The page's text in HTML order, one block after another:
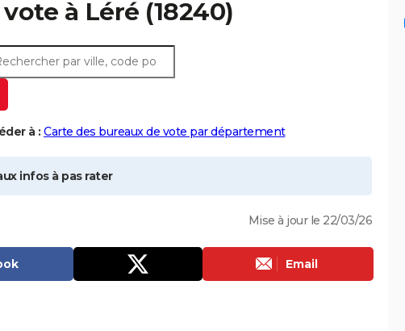
à Léré (18240)
à : Carte des bureaux de vote par département
infos à pas rater
Mise à jour le 22/03/26
Email